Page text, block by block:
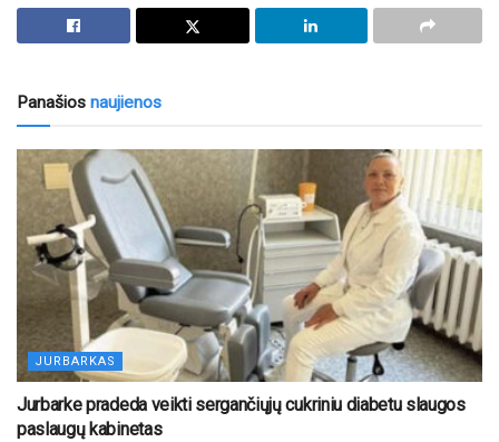
Panašios naujienos
JURBARKAS
Jurbarke pradeda veikti sergančiųjų cukriniu diabetu slaugos
paslaugų kabinetas